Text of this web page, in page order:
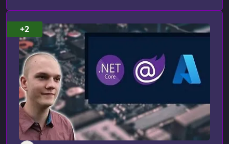
Game DevFull Time Game Dev — это
комплексная программа, создающая прочную
базу для начинающих и продвинутых инди-
разработчиков. Вы узнаете, как создать игру
на Unity, подготов
+2